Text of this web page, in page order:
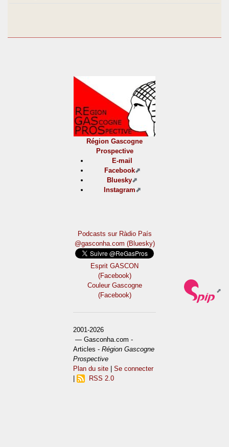
Région Gascogne
Prospective
E-mail
Facebook
Bluesky
Instagram
Podcasts sur Ràdio País
@gasconha.com (Bluesky)
Esprit GASCON
(Facebook)
Couleur Gascogne
(Facebook)
2001-2026
— Gasconha.com -
Articles -Région Gascogne
Prospective
Plan du site |Se connecter
RSS 2.0